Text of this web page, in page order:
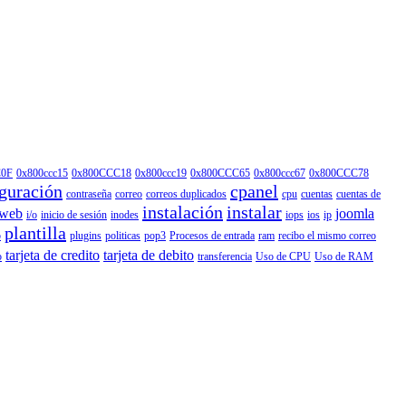
0x800ccc15 0x800CCC18 0x800ccc19 0x800CCC65 0x800ccc67 0x800CCC78
contraseña correo correos duplicados cpanel cpu cuentas cuentas de
i/o inicio de sesión inodes instalación instalar iops ios ip joomla
plantilla plugins politicas pop3 Procesos de entrada ram recibo el mismo correo
tarjeta de credito tarjeta de debito transferencia Uso de CPU Uso de RAM